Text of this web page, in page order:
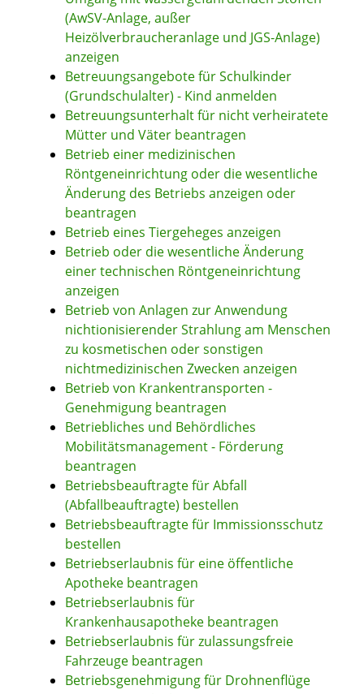
(AwSV-Anlage, außer
Heizölverbraucheranlage und JGS-Anlage)
anzeigen
Betreuungsangebote für Schulkinder
(Grundschulalter) - Kind anmelden
Betreuungsunterhalt für nicht verheiratete
Mütter und Väter beantragen
Betrieb einer medizinischen
Röntgeneinrichtung oder die wesentliche
Änderung des Betriebs anzeigen oder
beantragen
Betrieb eines Tiergeheges anzeigen
Betrieb oder die wesentliche Änderung
einer technischen Röntgeneinrichtung
anzeigen
Betrieb von Anlagen zur Anwendung
nichtionisierender Strahlung am Menschen
zu kosmetischen oder sonstigen
nichtmedizinischen Zwecken anzeigen
Betrieb von Krankentransporten -
Genehmigung beantragen
Betriebliches und Behördliches
Mobilitätsmanagement - Förderung
beantragen
Betriebsbeauftragte für Abfall
(Abfallbeauftragte) bestellen
Betriebsbeauftragte für Immissionsschutz
bestellen
Betriebserlaubnis für eine öffentliche
Apotheke beantragen
Betriebserlaubnis für
Krankenhausapotheke beantragen
Betriebserlaubnis für zulassungsfreie
Fahrzeuge beantragen
Betriebsgenehmigung für Drohnenflüge